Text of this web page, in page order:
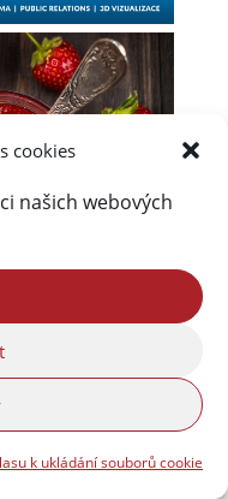
cookies
našich webových
k ukládání souborů cookie